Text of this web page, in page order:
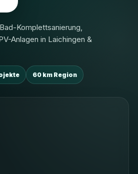
Komplettsanierung,
Anlagen in Laichingen &
60 km Region